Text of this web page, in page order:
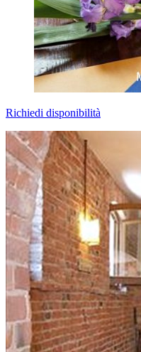
Richiedi disponibilità